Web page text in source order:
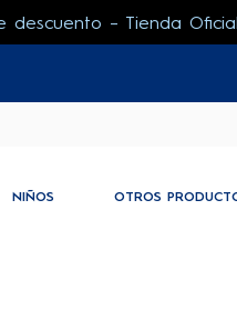
descuento – Tienda
NIÑOS OTROS